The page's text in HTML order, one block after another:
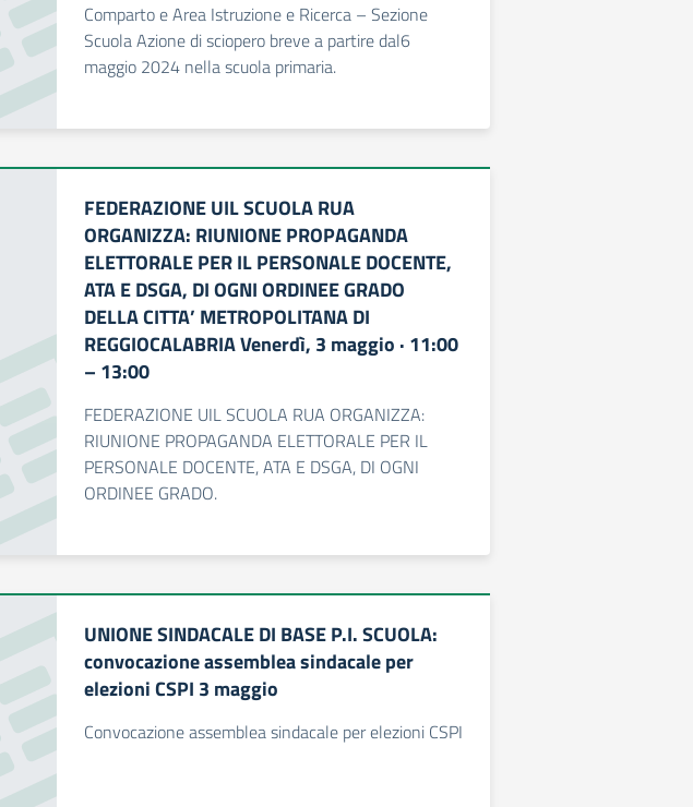
Comparto e Area Istruzione e Ricerca – Sezione
Scuola Azione di sciopero breve a partire dal6
maggio 2024 nella scuola primaria.
FEDERAZIONE UIL SCUOLA RUA
ORGANIZZA: RIUNIONE PROPAGANDA
ELETTORALE PER IL PERSONALE DOCENTE,
ATA E DSGA, DI OGNI ORDINEE GRADO
DELLA CITTA’ METROPOLITANA DI
REGGIOCALABRIA Venerdì, 3 maggio · 11:00
– 13:00
FEDERAZIONE UIL SCUOLA RUA ORGANIZZA:
RIUNIONE PROPAGANDA ELETTORALE PER IL
PERSONALE DOCENTE, ATA E DSGA, DI OGNI
ORDINEE GRADO.
UNIONE SINDACALE DI BASE P.I. SCUOLA:
convocazione assemblea sindacale per
elezioni CSPI 3 maggio
Convocazione assemblea sindacale per elezioni CSPI